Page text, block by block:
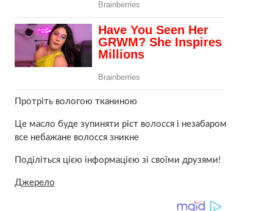
Протріть вологою тканиною
Це масло буде зупиняти ріст волосся і незабаром
все небажане волосся зникне
Поділіться цією інформацією зі своїми друзями!
Джерело